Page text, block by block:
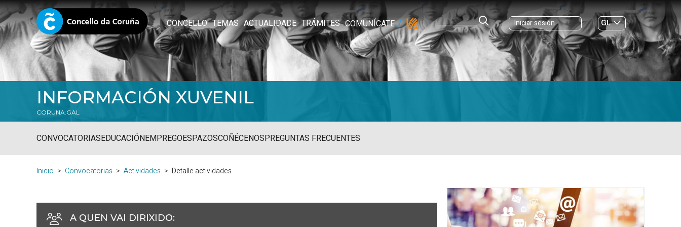
CONCELLO TEMAS ACTUALIDADE TRÁMITES COMUNÍCATE Iniciar sesión
GL
ES|
INFORMACIÓN XUVENIL
CORUNA.GAL
CONVOCATORIASEDUCACIÓNEMPREGOESPAZOSCOÑÉCENOSPREGUNTAS FRECUENTES
Inicio Convocatorias Actividades Detalle actividades
A QUEN VAI DIRIXIDO: